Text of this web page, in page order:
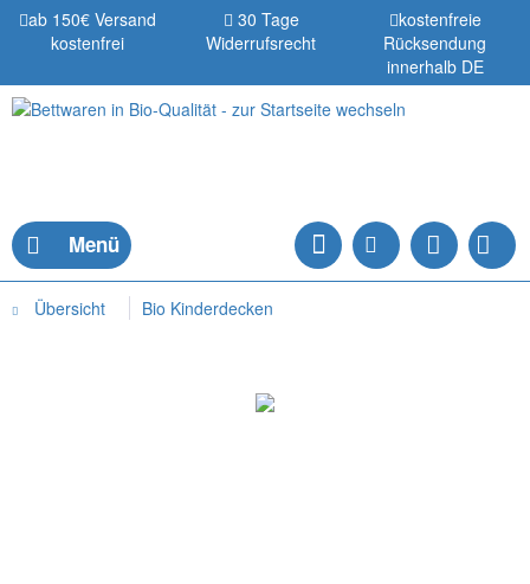
ab 150€ Versand
kostenfrei
30 Tage
Widerrufsrecht
kostenfreie
Rücksendung
innerhalb DE
Menü
Übersicht Bio Kinderdecken